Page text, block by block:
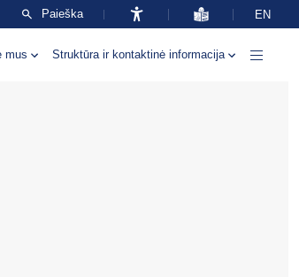
Paieška EN
mus Struktūra ir kontaktinė informacija